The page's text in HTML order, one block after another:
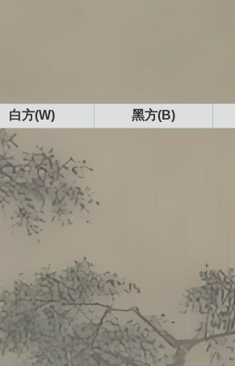
白方(W) 黑方(B)